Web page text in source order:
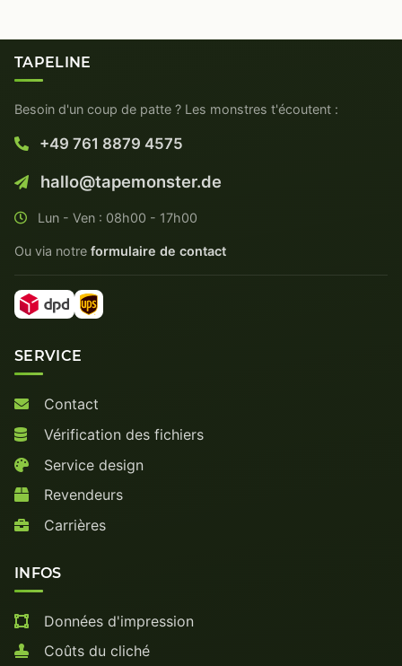
TAPELINE
Besoin d'un coup de patte ? Les monstres t'écoutent :
+49 761 8879 4575
hallo@tapemonster.de
Lun - Ven : 08h00 - 17h00
Ou via notre formulaire de contact
SERVICE
Contact
Vérification des fichiers
Service design
Revendeurs
Carrières
INFOS
Données d'impression
Coûts du cliché